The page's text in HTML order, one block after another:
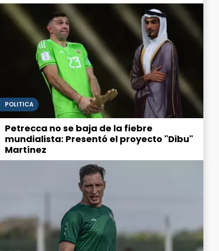
POLITICA
Petrecca no se baja de la fiebre
mundialista: Presentó el proyecto "Dibu"
Martínez